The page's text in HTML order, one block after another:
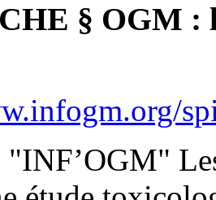
§ OGM :